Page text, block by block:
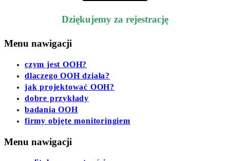
Dziękujemy za rejestrację
Menu nawigacji
czym jest OOH?
dlaczego OOH działa?
jak projektować OOH?
dobre przykłady
badania OOH
firmy objęte monitoringiem
Menu nawigacji